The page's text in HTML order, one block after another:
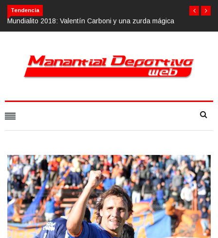
Tendencia
y una zurda mágica Calvario Race 2018, 10 de noviembre